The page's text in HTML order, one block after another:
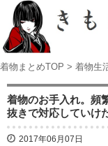
着物まとめTOP > 着物生
着物のお手入れ。頻
抜きで対応していけ
2017年06月07日